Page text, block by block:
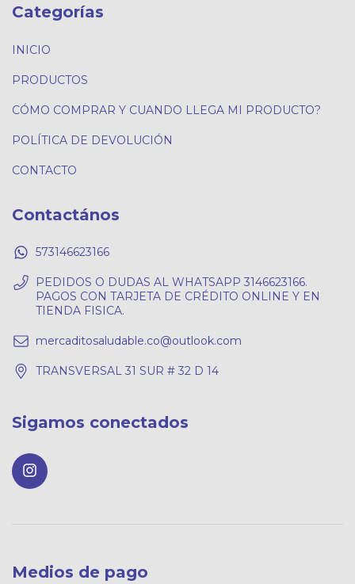
Categorías
INICIO
PRODUCTOS
CÓMO COMPRAR Y CUANDO LLEGA MI PRODUCTO?
POLÍTICA DE DEVOLUCIÓN
CONTACTO
Contactános
573146623166
PEDIDOS O DUDAS AL WHATSAPP 3146623166.
PAGOS CON TARJETA DE CRÉDITO ONLINE Y EN
TIENDA FISICA.
mercaditosaludable.co@outlook.com
TRANSVERSAL 31 SUR # 32 D 14
Sigamos conectados
Medios de pago